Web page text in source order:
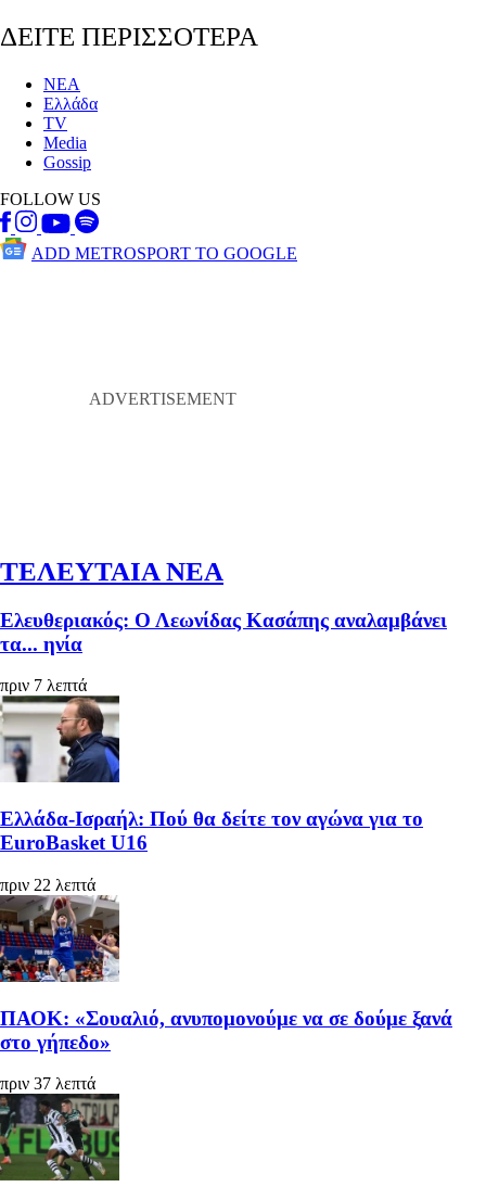
ΔΕΙΤΕ ΠΕΡΙΣΣΟΤΕΡΑ
ΝΕΑ
Ελλάδα
TV
Media
Gossip
FOLLOW US
ADD METROSPORT TO GOOGLE
ΤΕΛΕΥΤΑΙΑ ΝΕΑ
Ελευθεριακός: Ο Λεωνίδας Κασάπης αναλαμβάνει
τα... ηνία
πριν 7 λεπτά
Ελλάδα-Ισραήλ: Πού θα δείτε τον αγώνα για το
EuroBasket U16
πριν 22 λεπτά
ΠΑΟΚ: «Σουαλιό, ανυπομονούμε να σε δούμε ξανά
στο γήπεδο»
πριν 37 λεπτά